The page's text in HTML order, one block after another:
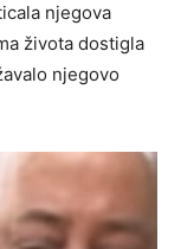
njegova
života dostigla
njegovo